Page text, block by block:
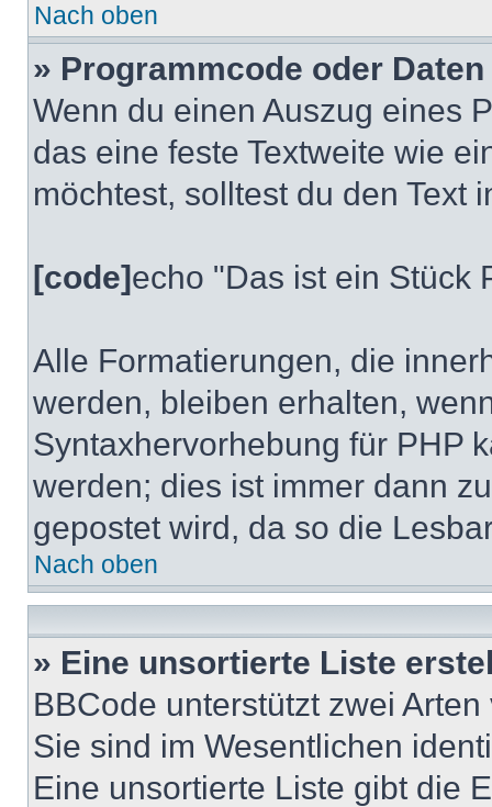
Nach oben
» Programmcode oder
Wenn du einen Auszug eines
das eine feste Textweite wie
möchtest, solltest du den Text
[code]echo "Das ist ein Stück
Alle Formatierungen, die
werden, bleiben erhalten,
Syntaxhervorhebung für PHP
werden; dies ist immer dann
gepostet wird, da so die
Nach oben
» Eine unsortierte Liste
BBCode unterstützt zwei
Sie sind im Wesentlichen
Eine unsortierte Liste gibt die